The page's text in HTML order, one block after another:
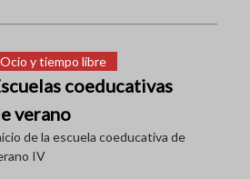
Ocio y tiempo libre
coeducativas
verano
de la escuela coeducativa de
IV